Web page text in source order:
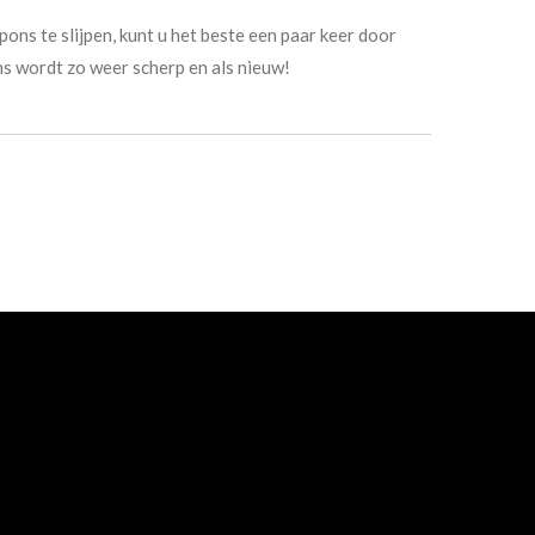
te slijpen, kunt u het beste een paar keer door
wordt zo weer scherp en als nieuw!